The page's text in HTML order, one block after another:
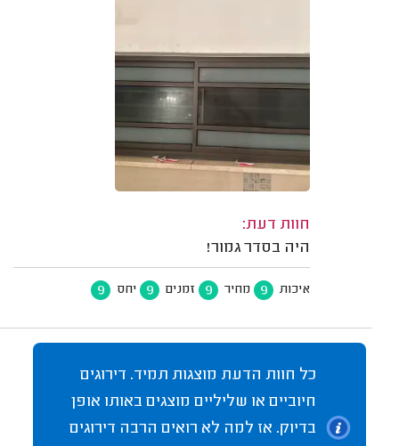
חוות דעת:
היה בסדר גמור!
איכות 9 מחיר 9 זמנים 9 יחס 9
כל חוות הדעת מוצגות תמיד. דירוגים
חיוביים או שליליים מוצגים באותו אופן
בדיוק. אז למה לא רואים הרבה דירוגים